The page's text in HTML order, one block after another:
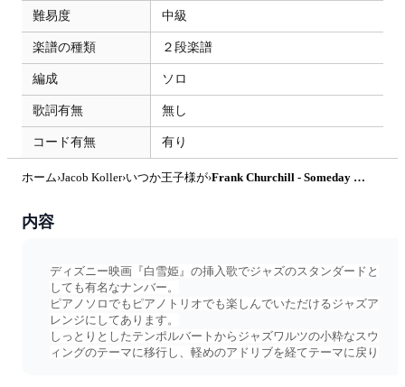
難易度 中級
楽譜の種類 ２段楽譜
編成 ソロ
歌詞有無 無し
コード有無 有り
ホーム›Jacob Koller›いつか王子様が› Frank Churchill - Someday My Prince Will Come-ジャズアレンジ中級 by NaoMusic
内容
ディズニー映画『白雪姫』の挿入歌でジャズのスタンダードと
しても有名なナンバー。
ピアノソロでもピアノトリオでも楽しんでいただけるジャズア
レンジにしてあります。
しっとりとしたテンポルバートからジャズワルツの小粋なスウ
ィングのテーマに移行し、軽めのアドリブを経てテーマに戻り